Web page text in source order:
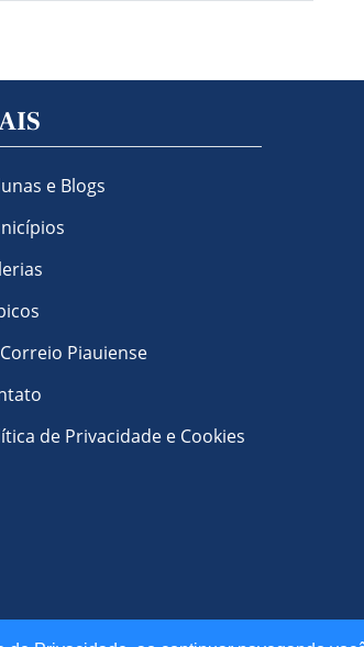
e Blogs
Piauiense
de Privacidade e Cookies